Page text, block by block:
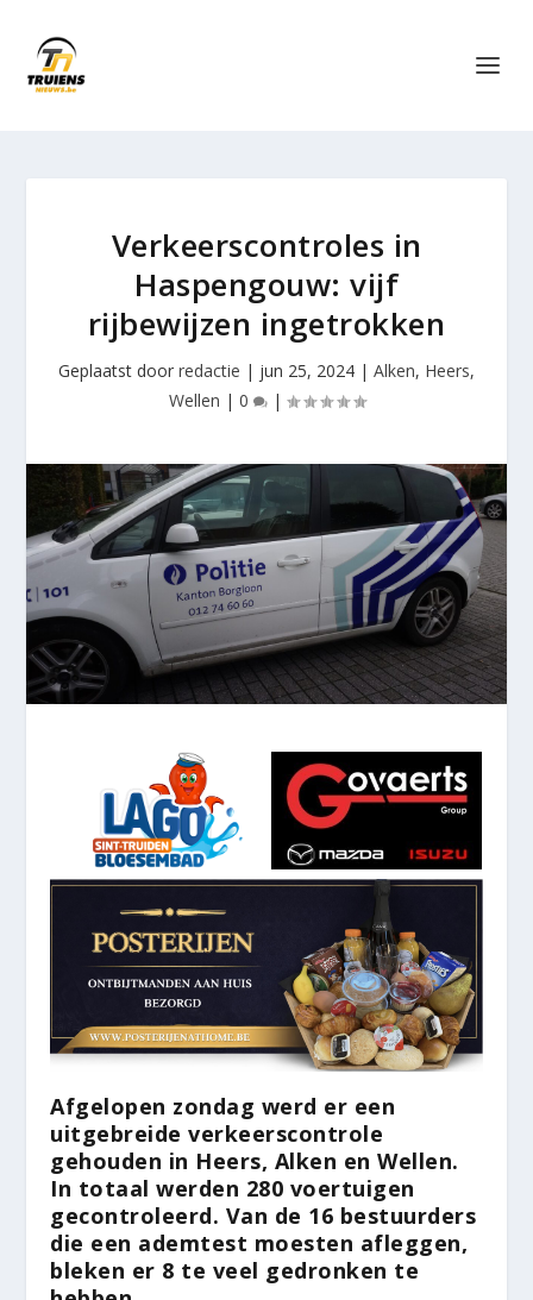
Verkeerscontroles in
Haspengouw: vijf
rijbewijzen ingetrokken
Geplaatst door redactie | jun 25, 2024 | Alken, Heers,
Wellen | 0 |
Afgelopen zondag werd er een
uitgebreide verkeerscontrole
gehouden in Heers, Alken en Wellen.
In totaal werden 280 voertuigen
gecontroleerd. Van de 16 bestuurders
die een ademtest moesten afleggen,
bleken er 8 te veel gedronken te